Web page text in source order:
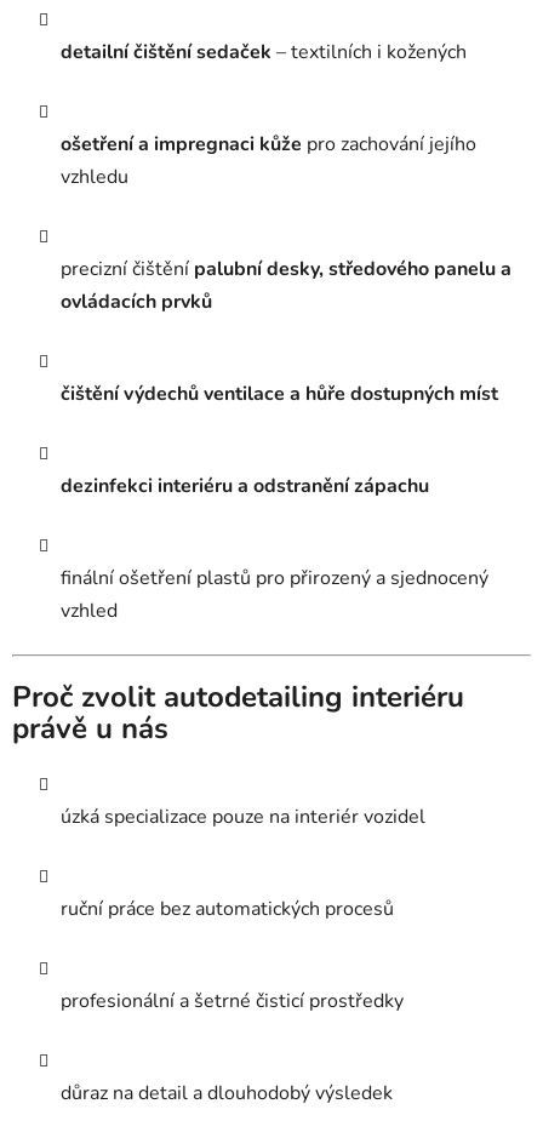
detailní čištění sedaček – textilních i kožených
ošetření a impregnaci kůže pro zachování jejího
vzhledu
precizní čištění palubní desky, středového panelu a
ovládacích prvků
čištění výdechů ventilace a hůře dostupných míst
dezinfekci interiéru a odstranění zápachu
finální ošetření plastů pro přirozený a sjednocený
vzhled
Proč zvolit autodetailing interiéru
právě u nás
úzká specializace pouze na interiér vozidel
ruční práce bez automatických procesů
profesionální a šetrné čisticí prostředky
důraz na detail a dlouhodobý výsledek